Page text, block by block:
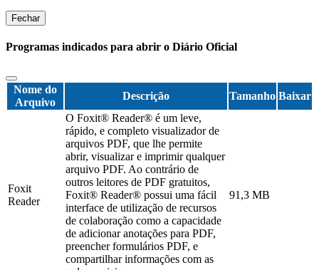
Fechar
Programas indicados para abrir o Diário Oficial
Nome do
Arquivo
Descrição Tamanho Baixar
Foxit
Reader
O Foxit® Reader® é um leve,
rápido, e completo visualizador de
arquivos PDF, que lhe permite
abrir, visualizar e imprimir qualquer
arquivo PDF. Ao contrário de
outros leitores de PDF gratuitos,
Foxit® Reader® possui uma fácil
interface de utilização de recursos
de colaboração como a capacidade
de adicionar anotações para PDF,
preencher formulários PDF, e
compartilhar informações com as
91,3 MB